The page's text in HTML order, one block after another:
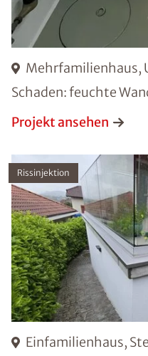
Mehrfamilienhaus,
Schaden: feuchte
Projekt ansehen
Einfamilienhaus,
Rissinjektion